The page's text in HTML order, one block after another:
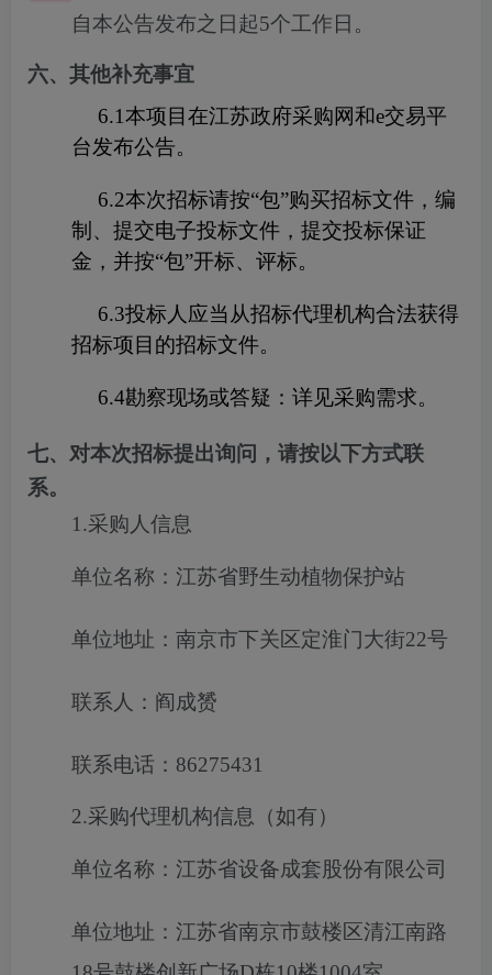
自本公告发布之日起5个工作日。
六、其他补充事宜
6.1本项目在江苏政府采购网和e交易平
台发布公告。
6.2本次招标请按“包”购买招标文件，编
制、提交电子投标文件，提交投标保证
金，并按“包”开标、评标。
6.3投标人应当从招标代理机构合法获得
招标项目的招标文件。
6.4勘察现场或答疑：详见采购需求。
七、对本次招标提出询问，请按以下方式联
系。
1.采购人信息
单位名称：江苏省野生动植物保护站
单位地址：南京市下关区定淮门大街22号
联系人：阎成赟
联系电话：86275431
2.采购代理机构信息（如有）
单位名称：江苏省设备成套股份有限公司
单位地址：江苏省南京市鼓楼区清江南路